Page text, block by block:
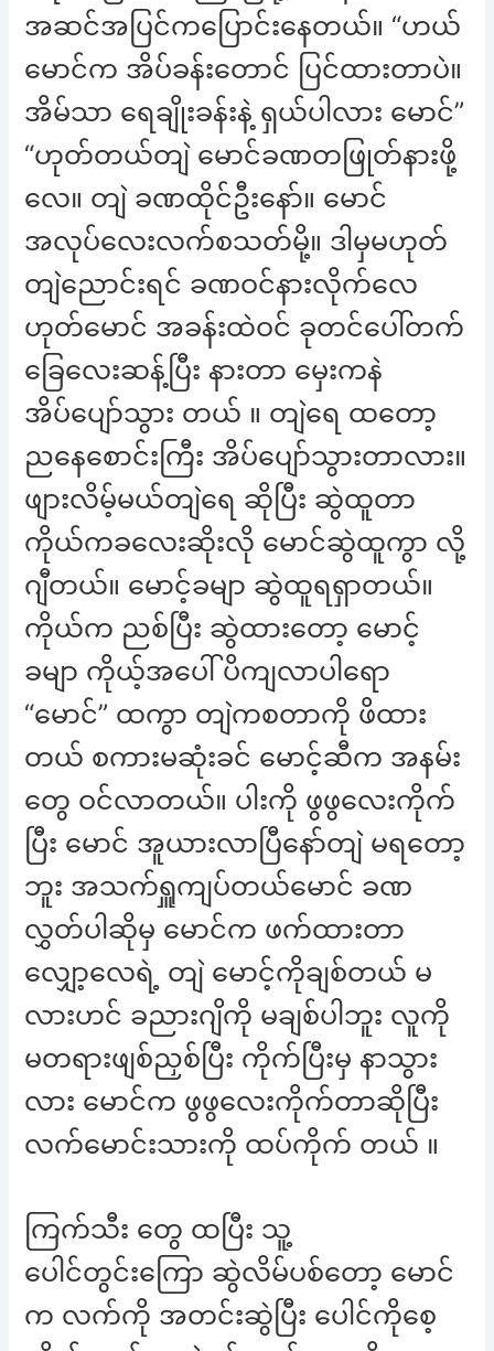
အဆင်အပြင်ကပြောင်းနေတယ်။ “ဟယ်
မောင်က အိပ်ခန်းတောင် ပြင်ထားတာပဲ။
အိမ်သာ ရေချိုးခန်းနဲ့ ရှယ်ပါလား မောင်”
“ဟုတ်တယ်တျဲ မောင်ခဏတဖြုတ်နားဖို့
လေ။ တျဲ ခဏထိုင်ဦးနော်။ မောင်
အလုပ်လေးလက်စသတ်မို့။ ဒါမှမဟုတ်
တျဲညောင်းရင် ခဏဝင်နားလိုက်လေ
ဟုတ်မောင် အခန်းထဲဝင် ခုတင်ပေါ်တက်
ခြေလေးဆန့်ပြီး နားတာ မှေးကနဲ
အိပ်ပျော်သွား တယ် ။ တျဲရေ ထတော့
ညနေစောင်းကြီး အိပ်ပျော်သွားတာလား။
ဖျားလိမ့်မယ်တျဲရေ ဆိုပြီး ဆွဲထူတာ
ကိုယ်ကခလေးဆိုးလို မောင်ဆွဲထူကွာ လို့
ဂျီတယ်။ မောင့်ခမျာ ဆွဲထူရရှာတယ်။
ကိုယ်က ညစ်ပြီး ဆွဲထားတော့ မောင့်
ခမျာ ကိုယ့်အပေါ် ပိကျလာပါရော
“မောင်” ထကွာ တျဲကစတာကို ဖိထား
တယ် စကားမဆုံးခင် မောင့်ဆီက အနမ်း
တွေ ဝင်လာတယ်။ ပါးကို ဖွဖွလေးကိုက်
ပြီး မောင် အူယားလာပြီနော်တျဲ မရတော့
ဘူး အသက်ရှူကျပ်တယ်မောင် ခဏ
လွှတ်ပါဆိုမှ မောင်က ဖက်ထားတာ
လျှော့လေရဲ့ တျဲ မောင့်ကိုချစ်တယ် မ
လားဟင် ခညားဂျိကို မချစ်ပါဘူး လူကို
မတရားဖျစ်ညှစ်ပြီး ကိုက်ပြီးမှ နာသွား
လား မောင်က ဖွဖွလေးကိုက်တာဆိုပြီး
လက်မောင်းသားကို ထပ်ကိုက် တယ် ။
ကြက်သီး တွေ ထပြီး သူ့
ပေါင်တွင်းကြော ဆွဲလိမ်ပစ်တော့ မောင်
က လက်ကို အတင်းဆွဲပြီး ပေါင်ကိုစေ့